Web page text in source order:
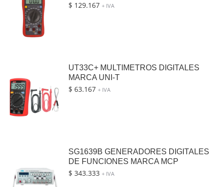
$ 129.167 + IVA
UT33C+ MULTIMETROS DIGITALES
MARCA UNI-T
$ 63.167 + IVA
SG1639B GENERADORES DIGITALES
DE FUNCIONES MARCA MCP
$ 343.333 + IVA